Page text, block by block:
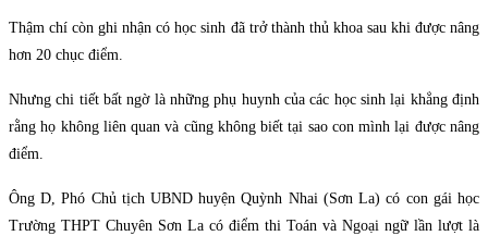
Thậm chí còn ghi nhận có học sinh đã trở thành thủ khoa sau khi được nâng
hơn 20 chục điểm.
Nhưng chi tiết bất ngờ là những phụ huynh của các học sinh lại khẳng định
rằng họ không liên quan và cũng không biết tại sao con mình lại được nâng
điểm.
Ông D, Phó Chủ tịch UBND huyện Quỳnh Nhai (Sơn La) có con gái học
Trường THPT Chuyên Sơn La có điểm thi Toán và Ngoại ngữ lần lượt là